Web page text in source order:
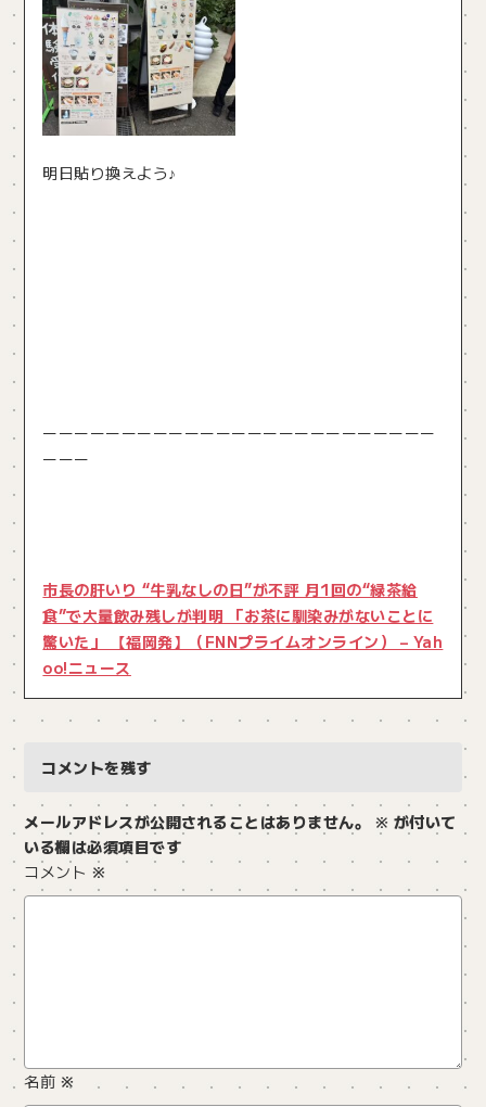
明日貼り換えよう♪
ーーーーーーーーーーーーーーーーーーーーーーーーー
ーーー
市長の肝いり “牛乳なしの日”が不評 月1回の“緑茶給
食”で大量飲み残しが判明 「お茶に馴染みがないことに
驚いた」 【福岡発】（FNNプライムオンライン） – Yah
oo!ニュース
コメントを残す
メールアドレスが公開されることはありません。 ※ が付いて
いる欄は必須項目です
コメント ※
名前 ※